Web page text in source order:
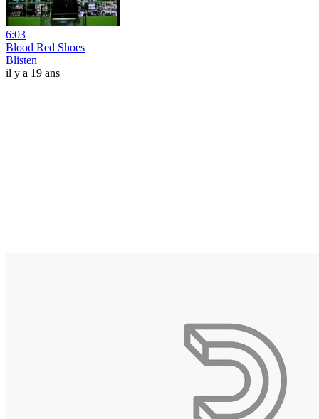
6:03
Blood Red Shoes
Blisten
il y a 19 ans